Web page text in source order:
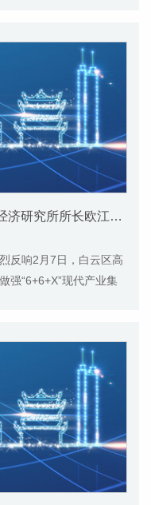
2月10日《白云融媒》报道我院经济研究所所长欧江波的视频采访
反响2月7日，白云区高
强“6+6+X”现代产业集